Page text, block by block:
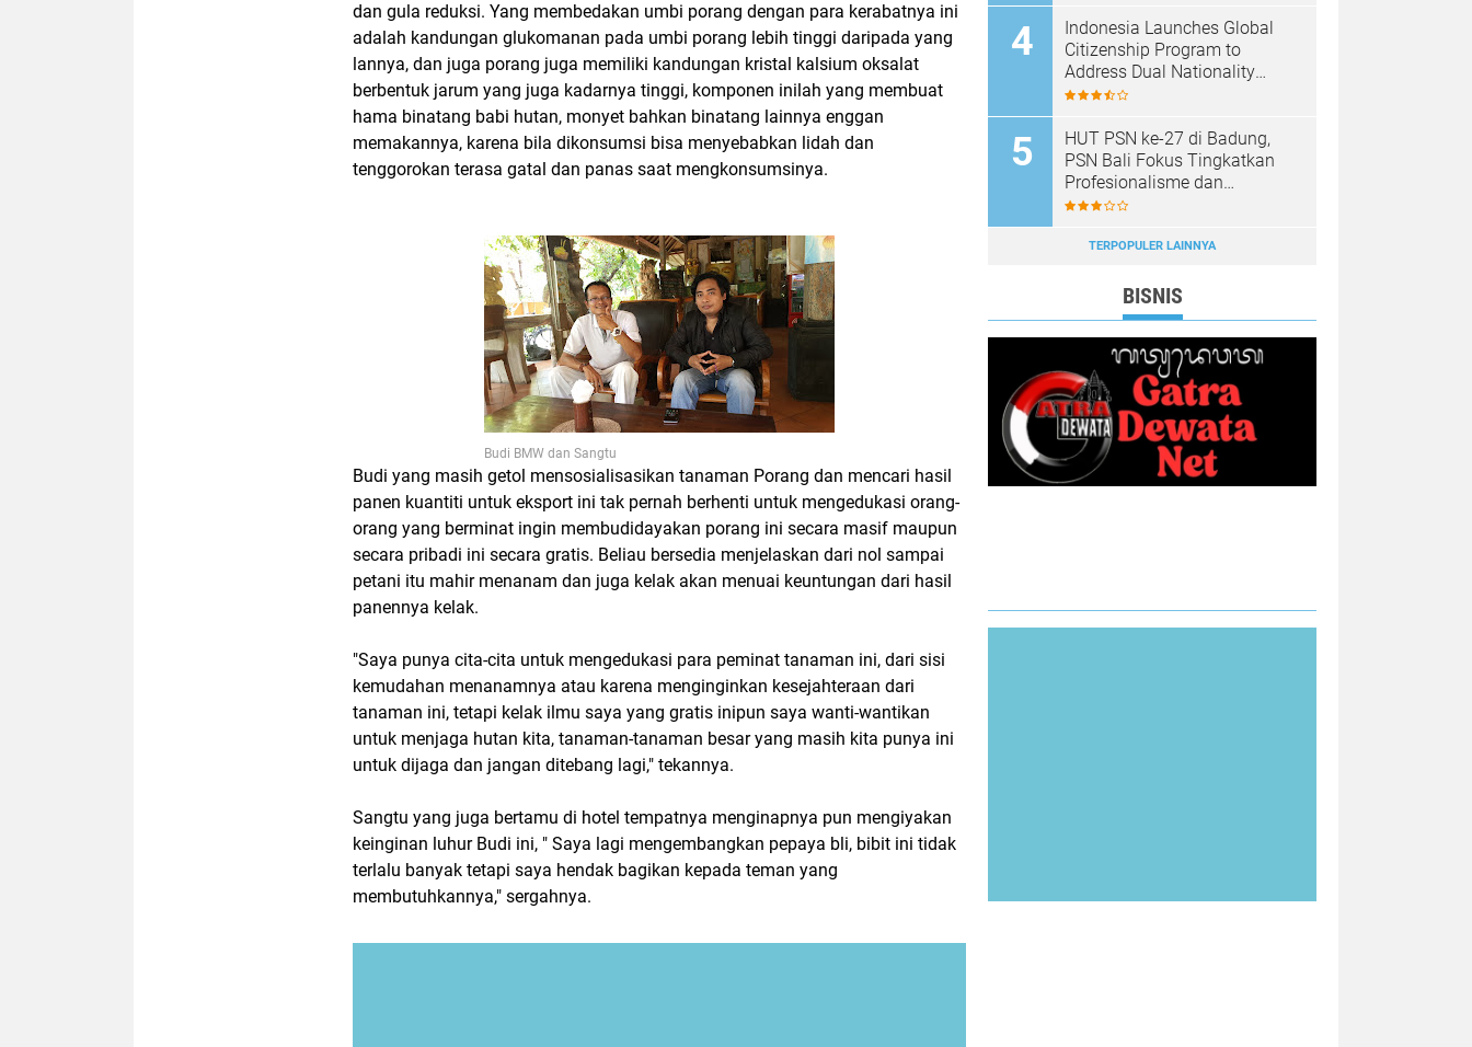
dan gula reduksi. Yang membedakan umbi porang dengan para kerabatnya ini
adalah kandungan glukomanan pada umbi porang lebih tinggi daripada yang
lannya, dan juga porang juga memiliki kandungan kristal kalsium oksalat
berbentuk jarum yang juga kadarnya tinggi, komponen inilah yang membuat
hama binatang babi hutan, monyet bahkan binatang lainnya enggan
memakannya, karena bila dikonsumsi bisa menyebabkan lidah dan
tenggorokan terasa gatal dan panas saat mengkonsumsinya.
Budi BMW dan Sangtu
Budi yang masih getol mensosialisasikan tanaman Porang dan mencari hasil
panen kuantiti untuk eksport ini tak pernah berhenti untuk mengedukasi orang-
orang yang berminat ingin membudidayakan porang ini secara masif maupun
secara pribadi ini secara gratis. Beliau bersedia menjelaskan dari nol sampai
petani itu mahir menanam dan juga kelak akan menuai keuntungan dari hasil
panennya kelak.
"Saya punya cita-cita untuk mengedukasi para peminat tanaman ini, dari sisi
kemudahan menanamnya atau karena menginginkan kesejahteraan dari
tanaman ini, tetapi kelak ilmu saya yang gratis inipun saya wanti-wantikan
untuk menjaga hutan kita, tanaman-tanaman besar yang masih kita punya ini
untuk dijaga dan jangan ditebang lagi," tekannya.
Sangtu yang juga bertamu di hotel tempatnya menginapnya pun mengiyakan
keinginan luhur Budi ini, " Saya lagi mengembangkan pepaya bli, bibit ini tidak
terlalu banyak tetapi saya hendak bagikan kepada teman yang
membutuhkannya," sergahnya.
Indonesia Launches Global
Citizenship Program to
Address Dual Nationality
Issues
HUT PSN ke-27 di Badung,
PSN Bali Fokus Tingkatkan
Profesionalisme dan
Kesejahteraan Pinandita
TERPOPULER LAINNYA
BISNIS